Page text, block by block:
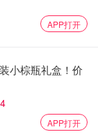
APP打开
小棕瓶礼盒！价
APP打开